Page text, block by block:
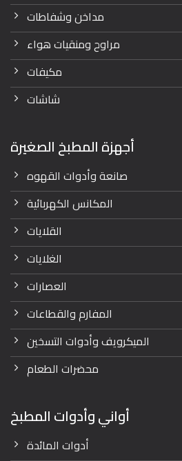
مداخن وشفاطات
مراوح ومنقيات هواء
مكيفات
شاشات
أجهزة المطبخ الصغيرة
صانعة وأدوات القهوه
المكانس الكهربائية
القلايات
الغلايات
العصارات
المفارم والقطاعات
الميكرويف وأدوات التسخين
محضرات الطعام
أواني وأدوات المطبخ
أدوات المائدة